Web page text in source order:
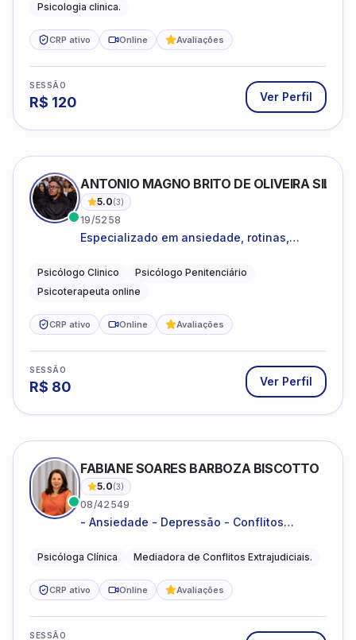
Psicologia clinica.
CRP ativo Online Avaliações
SESSÃO
R$ 120 Ver Perfil
ANTONIO MAGNO BRITO DE OLIVEIRA SILVA
5.0(3)
19/5258
Especializado em ansiedade, rotinas,
familiares e questões comportamentais.
Psicólogo Clinico
Psicólogo Penitenciário
Psicoterapeuta online
CRP ativo Online Avaliações
SESSÃO
R$ 80 Ver Perfil
FABIANE SOARES BARBOZA BISCOTTO
5.0(3)
08/42549
- Ansiedade - Depressão - Conflitos
relacionamentos - Autoestima -
Psicóloga Clínica Mediadora de Conflitos Extrajudiciais.
CRP ativo Online Avaliações
SESSÃO